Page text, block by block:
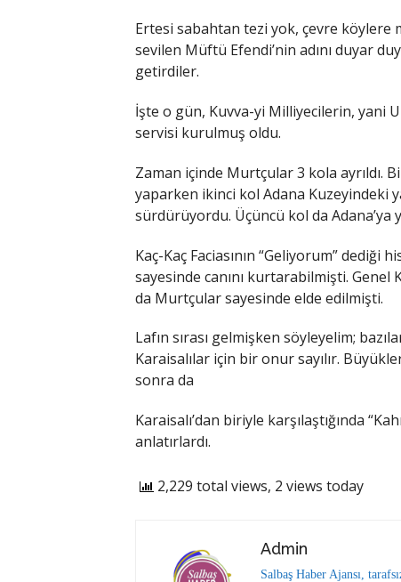
Ertesi sabahtan tezi yok, çevre köylere
sevilen Müftü Efendi’nin adını duyar
getirdiler.
İşte o gün, Kuvva-yi Milliyecilerin, yani
servisi kurulmuş oldu.
Zaman içinde Murtçular 3 kola ayrıldı.
yaparken ikinci kol Adana Kuzeyindeki
sürdürüyordu. Üçüncü kol da Adana’ya
Kaç-Kaç Faciasının “Geliyorum”
sayesinde canını kurtarabilmişti.
da Murtçular sayesinde elde edilmişti.
Lafın sırası gelmişken söyleyelim;
Karaisalılar için bir onur sayılır.
sonra da
Karaisalı’dan biriyle karşılaştığında
anlatırlardı.
2,229 total views, 2 views today
Admin
Salbaş Haber Ajansı,